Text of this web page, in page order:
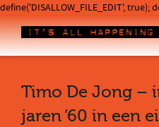
define('DISALLOW_FILE_EDIT', true);
Timo De Jong –
jaren ’60 in een